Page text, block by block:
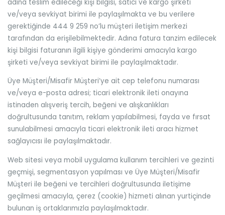
adına teslim edileceği kişi bilgisi, satıcı ve kargo şirketi
ve/veya sevkiyat birimi ile paylaşılmakta ve bu verilere
gerektiğinde 444 9 259 no’lu müşteri iletişim merkezi
tarafından da erişilebilmektedir. Adına fatura tanzim edilecek
kişi bilgisi faturanın ilgili kişiye gönderimi amacıyla kargo
şirketi ve/veya sevkiyat birimi ile paylaşılmaktadır.
Üye Müşteri/Misafir Müşteri’ye ait cep telefonu numarası
ve/veya e-posta adresi; ticari elektronik ileti onayına
istinaden alışveriş tercih, beğeni ve alışkanlıkları
doğrultusunda tanıtım, reklam yapılabilmesi, fayda ve fırsat
sunulabilmesi amacıyla ticari elektronik ileti aracı hizmet
sağlayıcısı ile paylaşılmaktadır.
Web sitesi veya mobil uygulama kullanım tercihleri ve gezinti
geçmişi, segmentasyon yapılması ve Üye Müşteri/Misafir
Müşteri ile beğeni ve tercihleri doğrultusunda iletişime
geçilmesi amacıyla, çerez (cookie) hizmeti alınan yurtiçinde
bulunan iş ortaklarımızla paylaşılmaktadır.